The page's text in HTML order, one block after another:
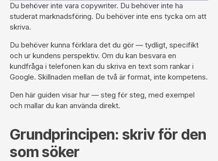
Du behöver inte vara copywriter. Du behöver inte ha
studerat marknadsföring. Du behöver inte ens tycka om att
skriva.
Du behöver kunna förklara det du gör — tydligt, specifikt
och ur kundens perspektiv. Om du kan besvara en
kundfråga i telefonen kan du skriva en text som rankar i
Google. Skillnaden mellan de två är format, inte kompetens.
Den här guiden visar hur — steg för steg, med exempel
och mallar du kan använda direkt.
Grundprincipen: skriv för den
som söker